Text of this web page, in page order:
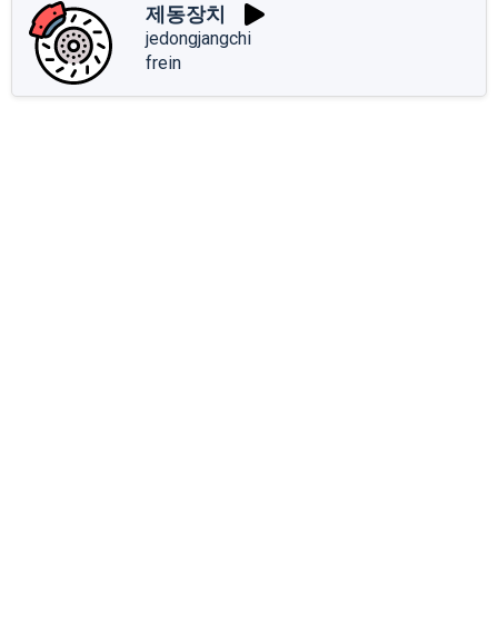
제동장치
jedongjangchi
frein